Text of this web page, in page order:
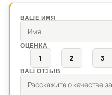
ВАШЕ ИМЯ
ОЦЕНКА
1 2 3
ВАШ ОТЗЫВ